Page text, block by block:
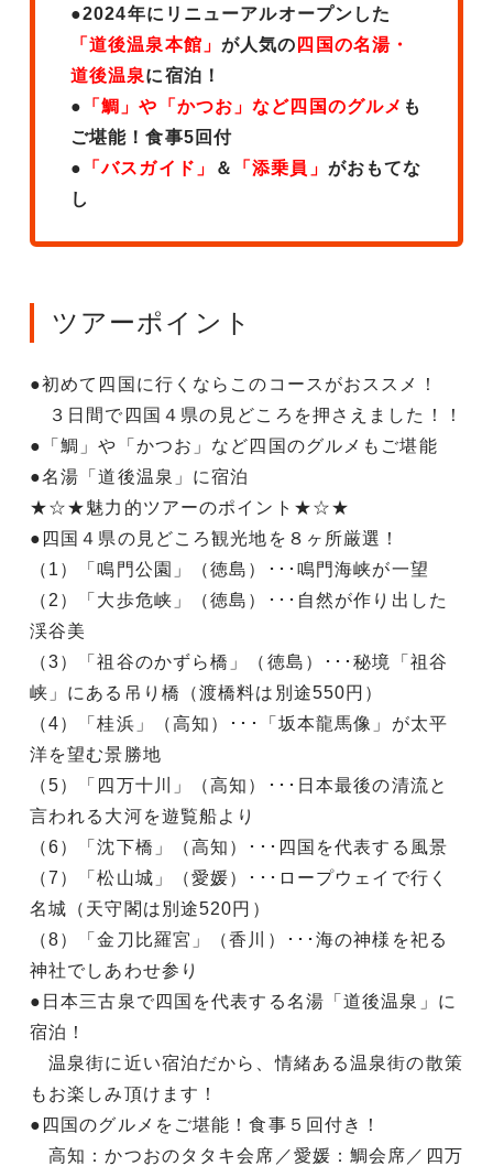
●2024年にリニューアルオープンした
「道後温泉本館」 が人気の 四国の名湯・
道後温泉に宿泊！
●
「鯛」や「かつお」など四国のグルメ も
ご堪能！食事5回付
●
「バスガイド」 ＆ 「添乗員」 がおもてな
し
ツアーポイント
●初めて四国に行くならこのコースがおススメ！
３日間で四国４県の見どころを押さえました！！
●「鯛」や「かつお」など四国のグルメもご堪能
●名湯「道後温泉」に宿泊
★☆★魅力的ツアーのポイント★☆★
●四国４県の見どころ観光地を８ヶ所厳選！
（1）「鳴門公園」（徳島）･･･鳴門海峡が一望
（2）「大歩危峡」（徳島）･･･自然が作り出した
渓谷美
（3）「祖谷のかずら橋」（徳島）･･･秘境「祖谷
峡」にある吊り橋（渡橋料は別途550円）
（4）「桂浜」（高知）･･･「坂本龍馬像」が太平
洋を望む景勝地
（5）「四万十川」（高知）･･･日本最後の清流と
言われる大河を遊覧船より
（6）「沈下橋」（高知）･･･四国を代表する風景
（7）「松山城」（愛媛）･･･ロープウェイで行く
名城（天守閣は別途520円）
（8）「金刀比羅宮」（香川）･･･海の神様を祀る
神社でしあわせ参り
●日本三古泉で四国を代表する名湯「道後温泉」に
宿泊！
温泉街に近い宿泊だから、情緒ある温泉街の散策
もお楽しみ頂けます！
●四国のグルメをご堪能！食事５回付き！
高知：かつおのタタキ会席／愛媛：鯛会席／四万